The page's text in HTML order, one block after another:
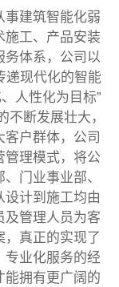
事建筑智能化弱
施工、产品安装
务体系，公司以
递现代化的智能
人性化为目标”
断发展壮大，
户群体，公司
管理模式，将公
门业事业部、
设计到施工均由
及管理人员为客
真正的实现了
专业化服务的经
能拥有更广阔的